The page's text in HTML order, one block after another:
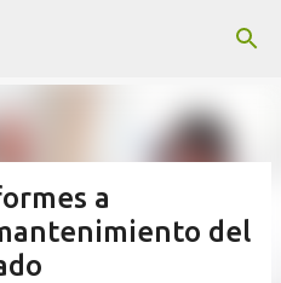
principal
a
del